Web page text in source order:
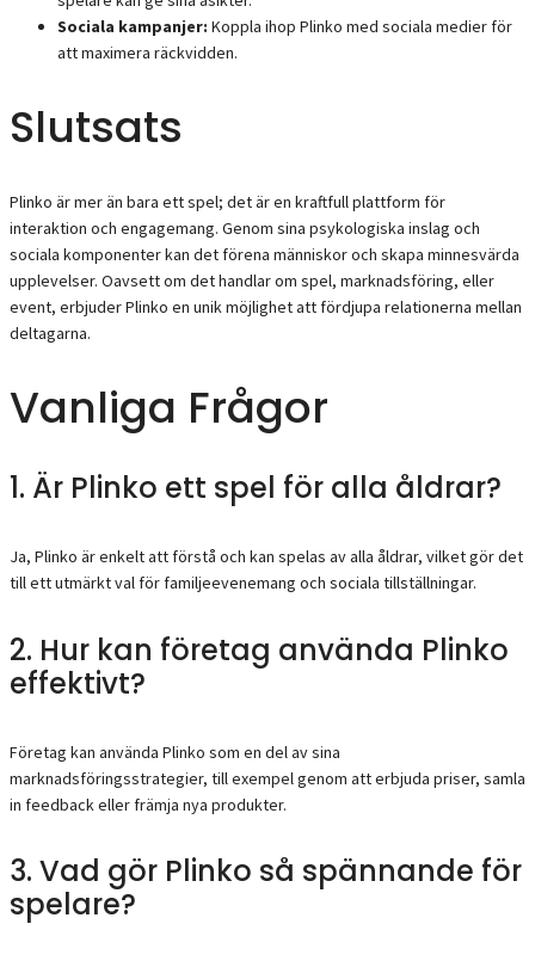
Sociala kampanjer: Koppla ihop Plinko med sociala medier för
att maximera räckvidden.
Slutsats
Plinko är mer än bara ett spel; det är en kraftfull plattform för
interaktion och engagemang. Genom sina psykologiska inslag och
sociala komponenter kan det förena människor och skapa minnesvärda
upplevelser. Oavsett om det handlar om spel, marknadsföring, eller
event, erbjuder Plinko en unik möjlighet att fördjupa relationerna mellan
deltagarna.
Vanliga Frågor
1. Är Plinko ett spel för alla åldrar?
Ja, Plinko är enkelt att förstå och kan spelas av alla åldrar, vilket gör det
till ett utmärkt val för familjeevenemang och sociala tillställningar.
2. Hur kan företag använda Plinko
effektivt?
Företag kan använda Plinko som en del av sina
marknadsföringsstrategier, till exempel genom att erbjuda priser, samla
in feedback eller främja nya produkter.
3. Vad gör Plinko så spännande för
spelare?